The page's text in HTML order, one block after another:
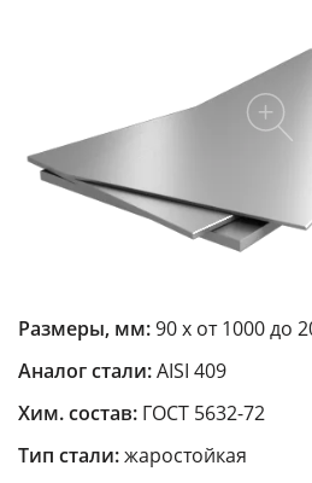
Размеры, мм:90 х от 1000 до
Аналог стали:AISI 409
Хим. состав: ГОСТ 5632-72
Тип стали:жаростойкая